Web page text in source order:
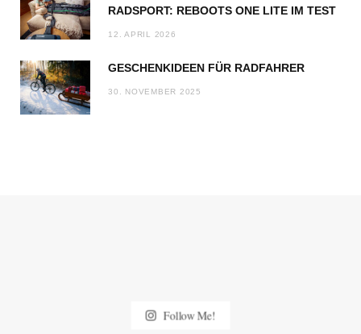
RADSPORT: REBOOTS ONE LITE IM TEST
12. APRIL 2026
GESCHENKIDEEN FÜR RADFAHRER
30. NOVEMBER 2025
Follow Me!